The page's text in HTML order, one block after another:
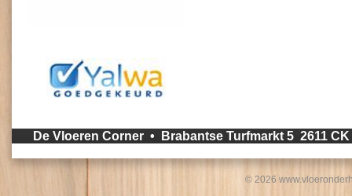
De Vloeren Corner • Brabantse Turfmarkt 5 2611
© 2026